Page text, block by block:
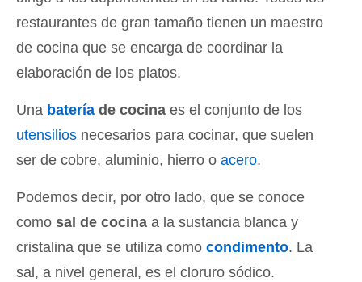
restaurantes de gran tamaño tienen un maestro
de cocina que se encarga de coordinar la
elaboración de los platos.
Una batería de cocina es el conjunto de los
utensilios necesarios para cocinar, que suelen
ser de cobre, aluminio, hierro o acero.
Podemos decir, por otro lado, que se conoce
como sal de cocina a la sustancia blanca y
cristalina que se utiliza como condimento. La
sal, a nivel general, es el cloruro sódico.